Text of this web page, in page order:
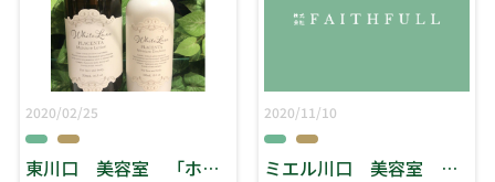
2020/02/25
東川口 美容室 「ホワイトリュクス！！」
2020/11/10
ミエル川口 美容室 リーブス 「講習会にて」